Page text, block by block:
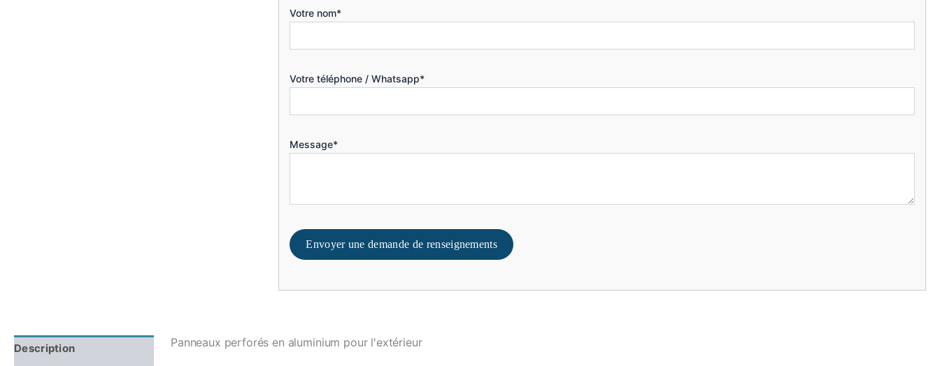
Votre nom*
Votre téléphone / Whatsapp*
Message*
Envoyer une demande de renseignements
Description
Panneaux perforés en aluminium pour l'extérieur